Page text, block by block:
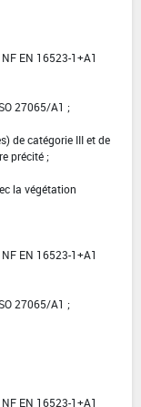
EN 16523-1+A1
27065/A1 ;
de catégorie III et de
précité ;
la végétation
EN 16523-1+A1
27065/A1 ;
EN 16523-1+A1